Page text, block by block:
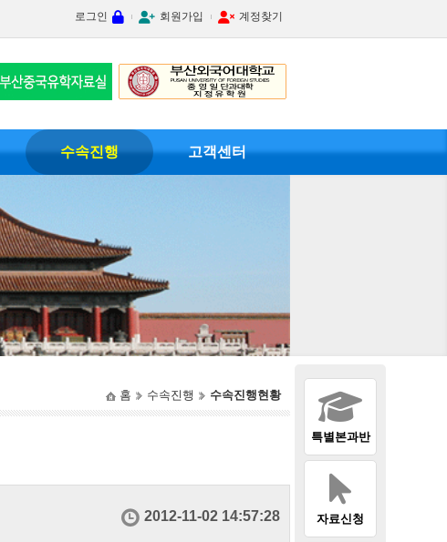
특별본과반
자료신청
로그인 회원가입 계정찾기
수속진행 고객센터
홈 수속진행 수속진행현황
2012-11-02 14:57:28